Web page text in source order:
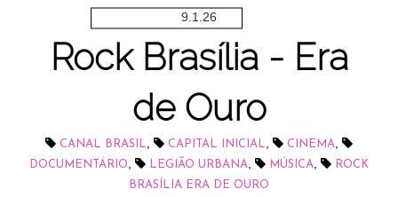
9.1.26
Rock Brasília - Era
de Ouro
CANAL BRASIL, CAPITAL INICIAL, CINEMA,
DOCUMENTÁRIO, LEGIÃO URBANA, MÚSICA,
ROCK
BRASÍLIA ERA DE OURO